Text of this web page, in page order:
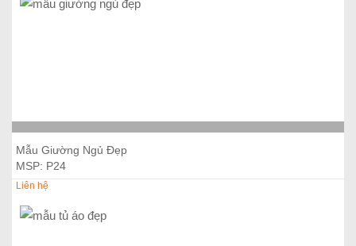
Mẫu Giường Ngủ Đẹp
MSP: P24
Liên hệ